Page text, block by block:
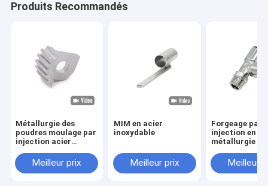
Produits Recommandés
Métallurgie des
poudres moulage par
injection acier
non standard
matériel automobile
Meilleur prix
MIM en acier
inoxydable
Meilleur prix
Forgeage par
injection en
métallurgie
forgeage par
injection de
Meilleur